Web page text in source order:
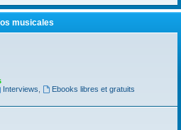
musicales
Interviews
Ebooks libres et gratuits